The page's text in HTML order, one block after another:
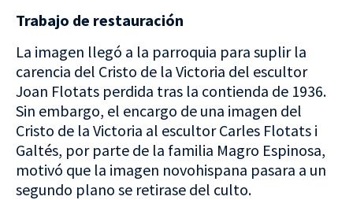
Trabajo de restauración
La imagen llegó a la parroquia para suplir la
carencia del Cristo de la Victoria del escultor
Joan Flotats perdida tras la contienda de 1936.
Sin embargo, el encargo de una imagen del
Cristo de la Victoria al escultor Carles Flotats i
Galtés, por parte de la familia Magro Espinosa,
motivó que la imagen novohispana pasara a un
segundo plano se retirase del culto.